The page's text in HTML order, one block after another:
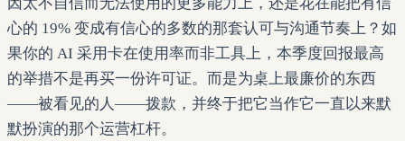
心的 19% 变成有信心的多数的那套认可与沟通节奏上？如
果你的 AI 采用卡在使用率而非工具上，本季度回报最高
的举措不是再买一份许可证。而是为桌上最廉价的东西
——被看见的人——拨款，并终于把它当作它一直以来默
默扮演的那个运营杠杆。